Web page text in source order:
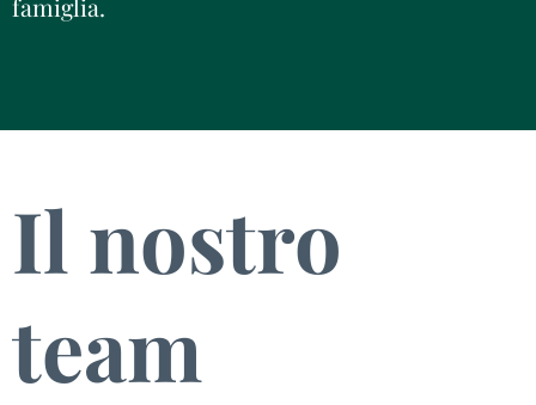
famiglia.
Il nostro
team